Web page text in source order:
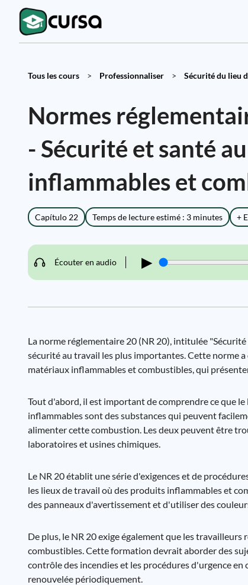
Tous les cours > Professionnaliser > Sécurité du lieu
Normes
- Sécurité et santé
inflammables et
Capítulo 22 Temps de lecture estimé : 3 minutes +
Écouter en audio ▶
La norme réglementaire 20 (NR 20), intitulée
sécurité au travail les plus importantes. Cette norme
matériaux inflammables et combustibles, qui
Tout d'abord, il est important de comprendre ce que
inflammables sont des substances qui peuvent
alimenter cette combustion. Les deux peuvent être
laboratoires et usines chimiques.
Le NR 20 établit une série d'exigences et de
les lieux de travail où des produits inflammables et
des panneaux d'avertissement et d'utiliser des
De plus, le NR 20 exige également que les
combustibles. Cette formation devrait aborder des
contrôle des incendies et les procédures d'urgence
renouvelée périodiquement.